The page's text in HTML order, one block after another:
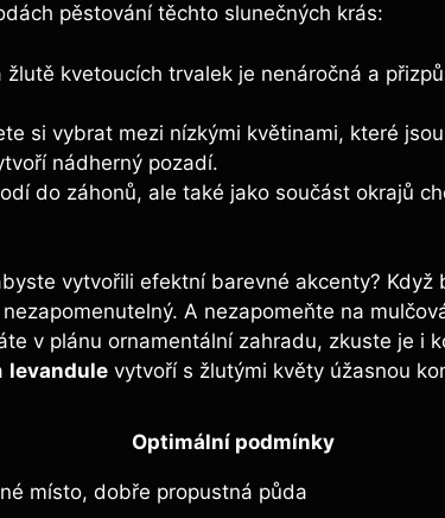
pěstování těchto slunečných krás:
žlutě kvetoucích trvalek je nenáročná a
si vybrat mezi nízkými květinami, které
nádherný pozadí.
do záhonů, ale také jako součást okrajů
vytvořili efektní barevné akcenty? Když
A nezapomeňte na
v plánu ornamentální zahradu, zkuste je i
levandule vytvoří s žlutými květy úžasnou
Optimální podmínky
místo, dobře propustná půda